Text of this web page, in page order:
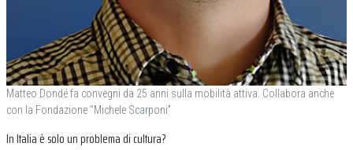
Matteo Dondé fa convegni da 25 anni sulla mobilità attiva. Collabora anche
con la Fondazione “Michele Scarponi”
In Italia è solo un problema di cultura?